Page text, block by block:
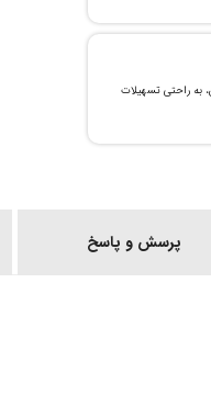
میلیون تومان، به راحتی تسهیلات
پرسش و پاسخ